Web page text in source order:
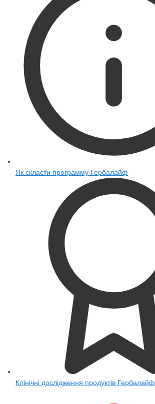
Як скласти программу Гербалайф
Клінічні дослідження продуктів Гербалайф